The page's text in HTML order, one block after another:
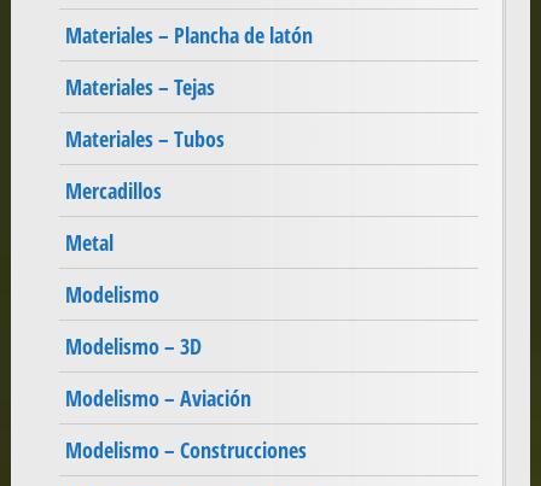
Materiales – Plancha de latón
Materiales – Tejas
Materiales – Tubos
Mercadillos
Metal
Modelismo
Modelismo – 3D
Modelismo – Aviación
Modelismo – Construcciones